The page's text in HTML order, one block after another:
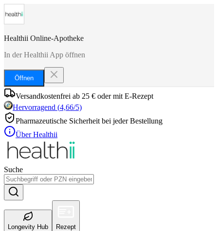
Healthii Online-Apotheke
In der Healthii App öffnen
Öffnen
Versandkostenfrei ab 25 € oder mit E-Rezept
Hervorragend (4,66/5)
Pharmazeutische Sicherheit bei jeder Bestellung
Über Healthii
Suche
Longevity Hub Rezept